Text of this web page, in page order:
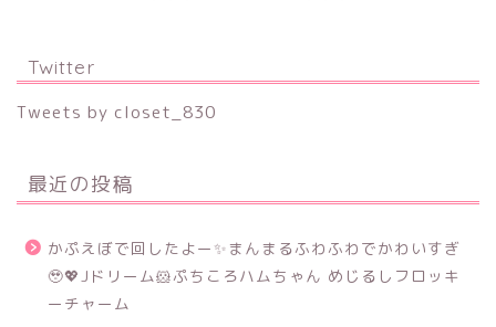
Twitter
Tweets by closet_830
最近の投稿
かぷえぼで回したよー✨まんまるふわふわでかわいすぎ
🥹💖Jドリーム🐹ぷちころハムちゃん めじるしフロッキ
ーチャーム